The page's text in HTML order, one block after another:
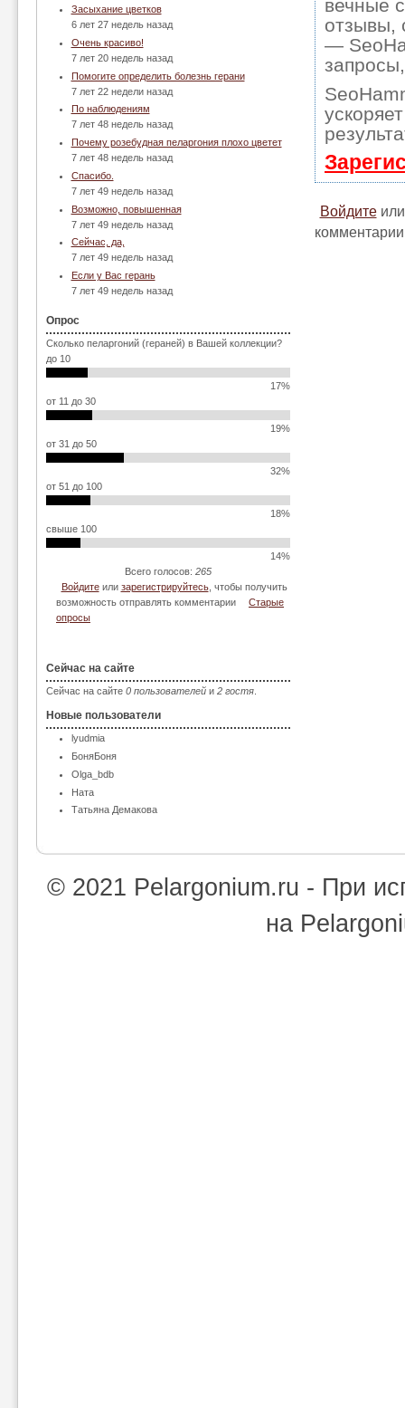
Засыхание цветков
6 лет 27 недель назад
Очень красиво!
7 лет 20 недель назад
Помогите определить болезнь герани
7 лет 22 недели назад
По наблюдениям
7 лет 48 недель назад
Почему розебудная пеларгония плохо цветет
7 лет 48 недель назад
Спасибо.
7 лет 49 недель назад
Возможно, повышенная
7 лет 49 недель назад
Сейчас, да,
7 лет 49 недель назад
Если у Вас герань
7 лет 49 недель назад
Опрос
Сколько пеларгоний (гераней) в Вашей коллекции?
до 10
17%
от 11 до 30
19%
от 31 до 50
32%
от 51 до 100
18%
свыше 100
14%
Всего голосов: 265
Войдитеили зарегистрируйтесь, чтобы получить
возможность отправлять комментарии
Старые
опросы
Сейчас на сайте
Сейчас на сайте 0 пользователей и 2 гостя
Новые пользователи
lyudmia
БоняБоня
Olga_bdb
Ната
Татьяна Демакова
вечные
отзывы,
—
Войдите
комментарии
© 2021 Pelargonium.ru - При
на